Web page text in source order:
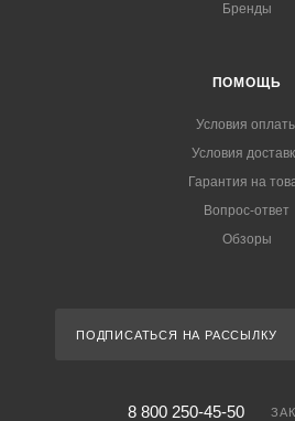
Бренды
ПОМОЩЬ
Условия
Условия
Гарантия на
Вопрос-ответ
Обзоры
ПОДПИСАТЬСЯ НА РАССЫЛКУ
8 800 250-45-50